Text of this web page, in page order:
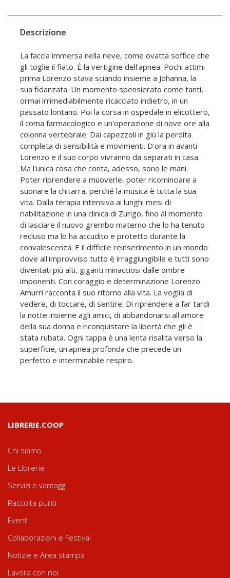
Descrizione
La faccia immersa nella neve, come ovatta soffice che
gli toglie il fiato. È la vertigine dell'apnea. Pochi attimi
prima Lorenzo stava sciando insieme a Johanna, la
sua fidanzata. Un momento spensierato come tanti,
ormai irrimediabilmente ricacciato indietro, in un
passato lontano. Poi la corsa in ospedale in elicottero,
il coma farmacologico e un'operazione di nove ore alla
colonna vertebrale. Dai capezzoli in giù la perdita
completa di sensibilità e movimenti. D'ora in avanti
Lorenzo e il suo corpo vivranno da separati in casa.
Ma l'unica cosa che conta, adesso, sono le mani.
Poter riprendere a muoverle, poter ricominciare a
suonare la chitarra, perché la musica è tutta la sua
vita. Dalla terapia intensiva ai lunghi mesi di
riabilitazione in una clinica di Zurigo, fino al momento
di lasciare il nuovo grembo materno che lo ha tenuto
recluso ma lo ha accudito e protetto durante la
convalescenza. E il difficile reinserimento in un mondo
dove all'improvviso tutto è irraggiungibile e tutti sono
diventati più alti, giganti minacciosi dalle ombre
imponenti. Con coraggio e determinazione Lorenzo
Amurri racconta il suo ritorno alla vita. La voglia di
vedere, di toccare, di sentire. Di riprendere a far tardi
la notte insieme agli amici, di abbandonarsi all'amore
della sua donna e riconquistare la libertà che gli è
stata rubata. Ogni tappa è una lenta risalita verso la
superficie, un'apnea profonda che precede un
perfetto e interminabile respiro.
LIBRERIE.COOP
Chi siamo
Le Librerie
Servizi e vantaggi
Raccolta punti
Eventi
Collaborazioni e Festival
Notizie e Area stampa
Lavora con noi